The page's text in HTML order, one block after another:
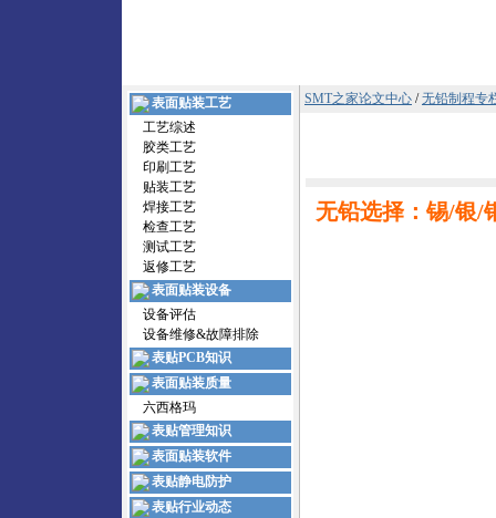
表面贴装工艺
工艺综述
胶类工艺
印刷工艺
贴装工艺
焊接工艺
检查工艺
测试工艺
返修工艺
表面贴装设备
设备评估
设备维修&故障排除
表贴PCB知识
表面贴装质量
六西格玛
表贴管理知识
表面贴装软件
表贴静电防护
表贴行业动态
SMT之家论文中心 /无铅制程专
无铅选择：锡/银/